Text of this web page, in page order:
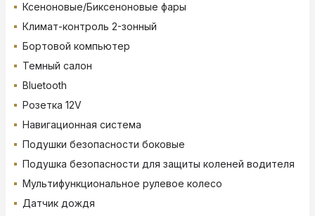
Ксеноновые/Биксеноновые фары
Климат-контроль 2-зонный
Бортовой компьютер
Темный салон
Bluetooth
Розетка 12V
Навигационная система
Подушки безопасности боковые
Подушка безопасности для защиты коленей водителя
Мультифункциональное рулевое колесо
Датчик дождя